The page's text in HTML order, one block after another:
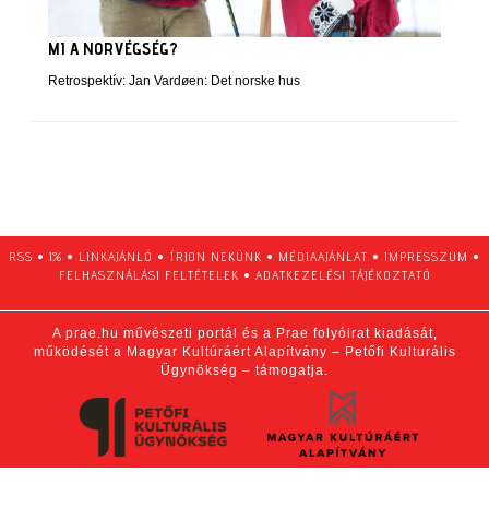
MI A NORVÉGSÉG?
Retrospektív: Jan Vardøen: Det norske hus
RSS • 1% • LINKAJÁNLÓ • ÍRJON NEKÜNK • MÉDIAAJÁNLAT • IMPRESSZUM •
FELHASZNÁLÁSI FELTÉTELEK • ADATKEZELÉSI TÁJÉKOZTATÓ
A prae.hu művészeti portál és a Prae folyóirat kiadását,
működését a Magyar Kultúráért Alapítvány – Petőfi Kulturális
Ügynökség – támogatja.